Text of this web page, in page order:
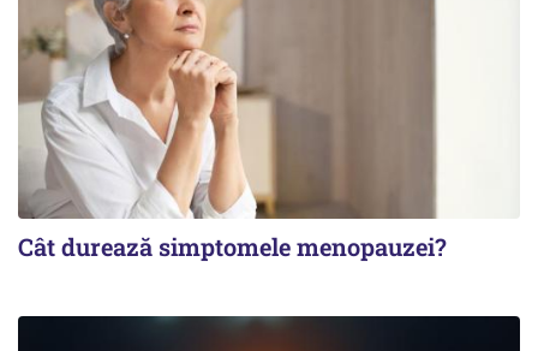
Cât durează simptomele menopauzei?